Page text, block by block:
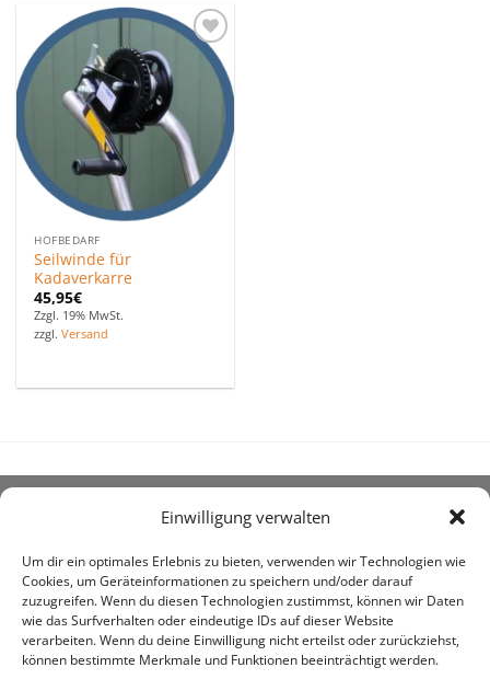
Einwilligung verwalten
Um dir ein optimales Erlebnis zu bieten, verwenden wir Technologien wie
Cookies, um Geräteinformationen zu speichern und/oder darauf
zuzugreifen. Wenn du diesen Technologien zustimmst, können wir Daten
wie das Surfverhalten oder eindeutige IDs auf dieser Website
verarbeiten. Wenn du deine Einwilligung nicht erteilst oder zurückziehst,
können bestimmte Merkmale und Funktionen beeinträchtigt werden.
Zu den
Favoriten
hinzufügen
HOFBEDARF
Seilwinde für
Kadaverkarre
45,95€
Zzgl. 19% MwSt.
zzgl.Versand